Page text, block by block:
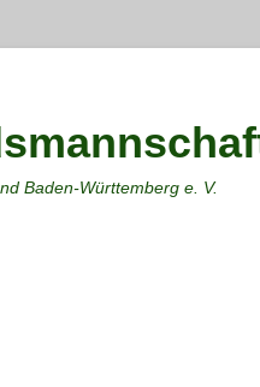
Baden-Württemberg e. V.